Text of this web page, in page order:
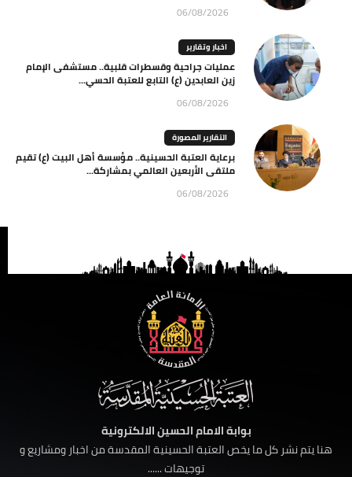
06/08/2026
اخبار وتقارير
عمليات جراحية وقسطرات قلبية.. مستشفى الإمام
زين العابدين (ع) التابع للعتبة الحسي...
06/08/2026
التقارير المصورة
برعاية العتبة الحسينية.. مؤسسة أهل البيت (ع) تقيم
ملتقى الأربعين العالمي بمشاركة...
06/08/2026
بوابة الامام الحسين الالكترونية
هنا يتم نشر كل ما يخص العتبة الحسينية المقدسة من اخبار ومشاريع و
توجيهات ......